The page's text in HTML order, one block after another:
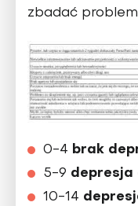
zbadać
0-4 brak
5-9 depresja
10-14